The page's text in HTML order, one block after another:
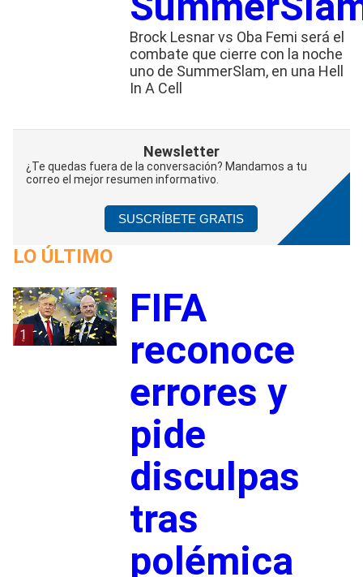
Brock Lesnar vs Oba Femi será el
combate que cierre con la noche
uno de SummerSlam, en una Hell
In A Cell
Newsletter
¿Te quedas fuera de la conversación? Mandamos a tu
correo el mejor resumen informativo.
SUSCRÍBETE GRATIS
LO ÚLTIMO
1
FIFA
reconoce
errores y
pide
disculpas
tras
polémica